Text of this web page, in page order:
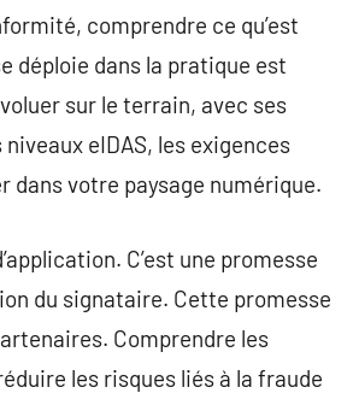
comprendre ce qu’est
déploie dans la pratique est
sur le terrain, avec ses
eIDAS, les exigences
dans votre paysage numérique.
C’est une promesse
du signataire. Cette promesse
Comprendre les
les risques liés à la fraude